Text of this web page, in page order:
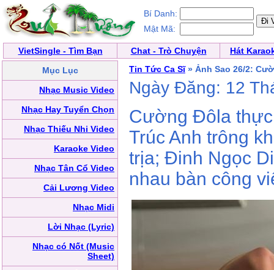
Bí Danh:
Mật Mã:
VietSingle - Tìm Bạn Chat - Trò Chuyện
Hát
Mục Lục
Nhạc Music Video
Nhạc Hay Tuyển Chọn
Nhạc Thiếu Nhi Video
Karaoke Video
Nhạc Tân Cổ Video
Cải Lương Video
Nhạc Midi
Lời Nhạc (Lyric)
Nhạc có Nốt (Music
Sheet)
Tin Tức Ca Sĩ» Ảnh Sao 26/2:
Ngày Đăng: 12
Cường Đôla
Trúc Anh trông
trịa; Đinh Ngọc
nhau bàn công